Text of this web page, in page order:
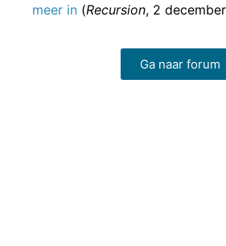
meer in (Recursion, 2
Ga naar forum